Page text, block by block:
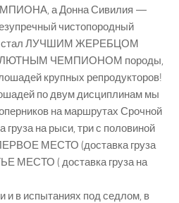
а Донна Сивилия —
чистопородный
стал ЛУЧШИМ ЖЕРЕБЦОМ
ЧЕМПИОНОМ породы,
крупных репродукторов!
по двум дисциплинам мы
на маршрутах Срочной
груза на рыси, три с половиной
МЕСТО (доставка груза
МЕСТО ( доставка груза на
в испытаниях под седлом, в